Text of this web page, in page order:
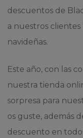
descuentos de
a nuestros
navideñas.
Este año, con las
nuestra tienda
sorpresa para
os guste, además
descuento en